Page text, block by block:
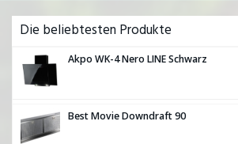
Die beliebtesten Produkte
Akpo WK-4 Nero LINE Schwarz
Best Movie Downdraft 90